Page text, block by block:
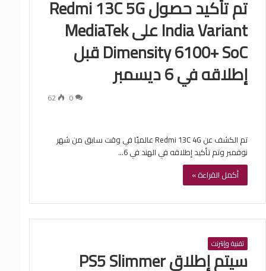
تم تأكيد حصول Redmi 13C 5G
India Variant على MediaTek
Dimensity 6100+ SoC قبل
إطلاقه في 6 ديسمبر
0
62
تم الكشف عن Redmi 13C 4G عالميًا في وقت سابق من شهر
نوفمبر وتم تأكيد إطلاقه في الهند في 6…
أكمل القراءة »
تقنية وإنترنت
سيتم إطلاق PS5 Slimmer